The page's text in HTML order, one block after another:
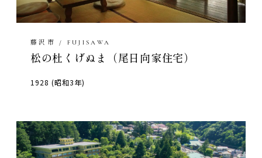
藤沢市 / FUJISAWA
松の杜くげぬま（尾日向家住宅）
1928 (昭和3年)